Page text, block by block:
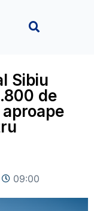
Sibiu
de
09:00